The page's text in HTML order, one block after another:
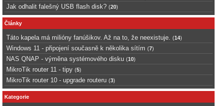
Jak odhalit falešný USB flash disk? (20)
Články
Táto kapela má milióny fanúšikov. Až na to, že neexistuje. (14)
Windows 11 - připojení současně k několika sítím (7)
NAS QNAP - výměna systémového disku (10)
MikroTik router 11 - tipy (5)
MikroTik router 10 - upgrade routeru (3)
Kategorie